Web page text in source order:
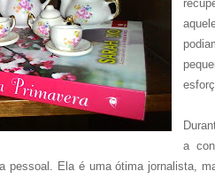
a
pessoal. Ela é uma ótima jornalista,